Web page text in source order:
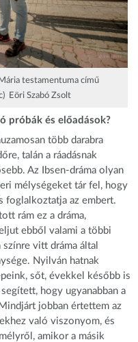
testamentuma című
Eöri Szabó Zsolt
próbák és előadások?
több darabra
talán a ráadásnak
Az Ibsen-dráma olyan
mélységeket tár fel, hogy
foglalkoztatja az embert.
rám ez a dráma,
ebből valami a többi
vitt dráma által
Nyilván hatnak
sőt, évekkel később is
hogy ugyanabban a
jobban értettem az
való viszonyom, és
amikor a másik